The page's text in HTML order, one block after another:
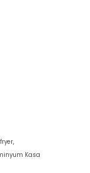
Kasa